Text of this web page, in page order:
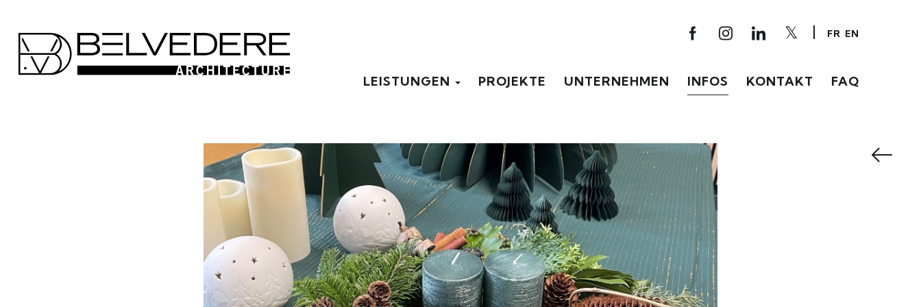
FR EN
LEISTUNGEN PROJEKTE UNTERNEHMEN INFOS KONTAKT FAQ